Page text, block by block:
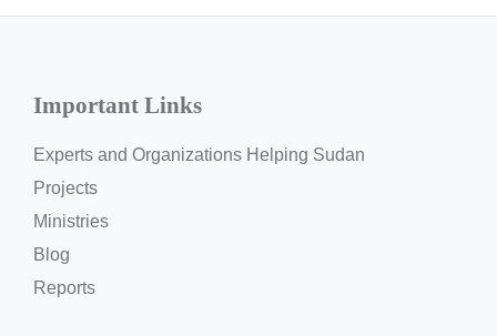
Important Links
Experts and Organizations Helping Sudan
Projects
Ministries
Blog
Reports